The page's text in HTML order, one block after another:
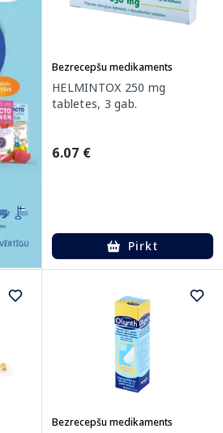
Bezrecepšu medikaments
HELMINTOX 250 mg
tabletes, 3 gab.
6.07 €
Pirkt
Bezrecepšu medikaments